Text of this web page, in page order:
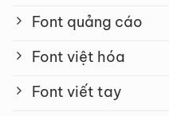
Font quảng cáo
Font việt hóa
Font viết tay